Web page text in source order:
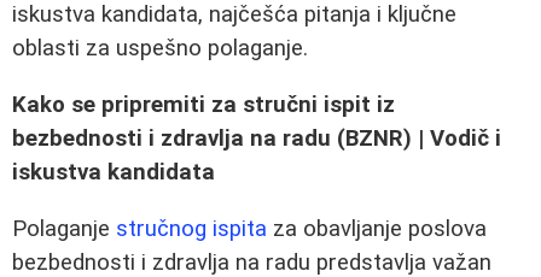
iskustva kandidata, najčešća pitanja i ključne
oblasti za uspešno polaganje.
Kako se pripremiti za stručni ispit iz
bezbednosti i zdravlja na radu (BZNR) | Vodič i
iskustva kandidata
Polaganje stručnog ispita za obavljanje poslova
bezbednosti i zdravlja na radu predstavlja važan